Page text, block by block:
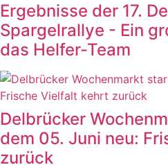
Ergebnisse der 17.
Spargelrallye - Ein
das Helfer-Team
Delbrücker
dem 05. Juni neu:
zurück